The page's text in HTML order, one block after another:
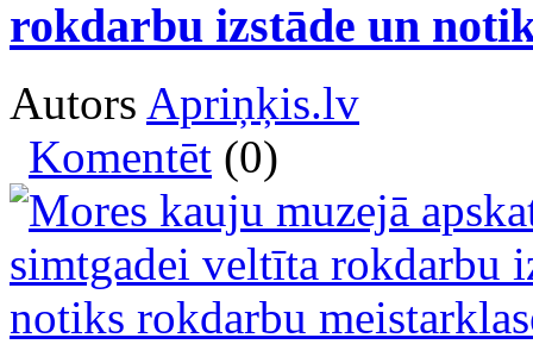
rokdarbu izstāde un
Autors Apriņķis.lv
Komentēt (0)